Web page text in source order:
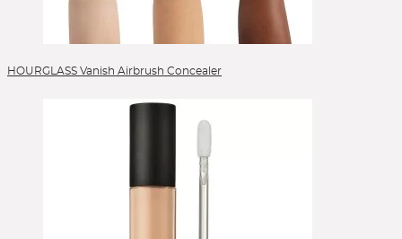
HOURGLASS Vanish Airbrush Concealer